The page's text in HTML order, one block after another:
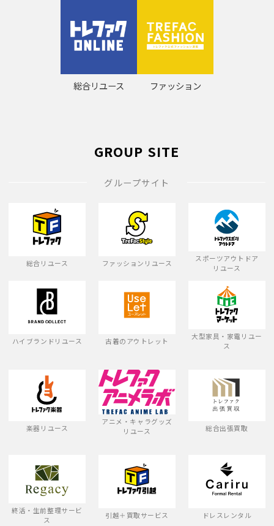
総合リユース ファッション
GROUP SITE
グループサイト
総合リユース ファッションリユース
スポーツアウトドア
リユース
ハイブランドリユース 古着のアウトレット
大型家具・家電リユー
ス
楽器リユース
アニメ・キャラグッズ
リユース
総合出張買取
終活・生前整理サービ
ス
引越＋買取サービス ドレスレンタル